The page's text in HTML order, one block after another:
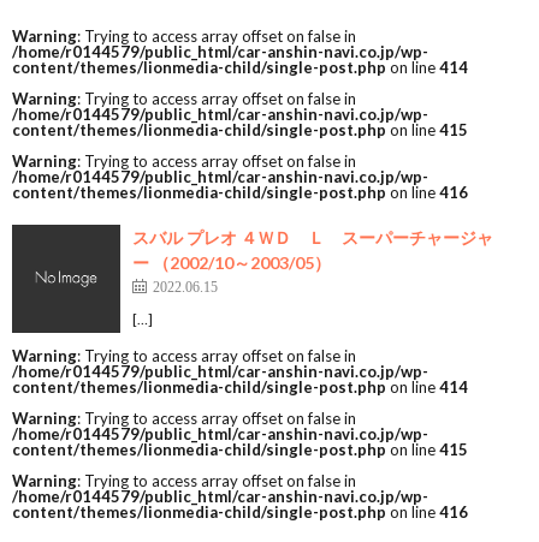
Warning: Trying to access array offset on false in
/home/r0144579/public_html/car-anshin-navi.co.jp/wp-
content/themes/lionmedia-child/single-post.php on line414
Warning: Trying to access array offset on false in
/home/r0144579/public_html/car-anshin-navi.co.jp/wp-
content/themes/lionmedia-child/single-post.php on line415
Warning: Trying to access array offset on false in
/home/r0144579/public_html/car-anshin-navi.co.jp/wp-
content/themes/lionmedia-child/single-post.php on line416
スバル プレオ ４ＷＤ Ｌ スーパーチャージャ
ー （2002/10～2003/05）
2022.06.15
[…]
Warning: Trying to access array offset on false in
/home/r0144579/public_html/car-anshin-navi.co.jp/wp-
content/themes/lionmedia-child/single-post.php on line414
Warning: Trying to access array offset on false in
/home/r0144579/public_html/car-anshin-navi.co.jp/wp-
content/themes/lionmedia-child/single-post.php on line415
Warning: Trying to access array offset on false in
/home/r0144579/public_html/car-anshin-navi.co.jp/wp-
content/themes/lionmedia-child/single-post.php on line416